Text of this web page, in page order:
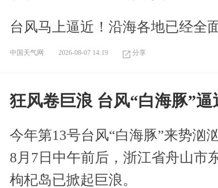
台风马上逼近！沿海各地已经全
中国天气网 2026-08-07 14:19 分享
狂风卷巨浪 台风“白海豚”
今年第13号台风“白海豚”来势汹
8月7日中午前后，浙江省舟山市
枸杞岛已掀起巨浪。